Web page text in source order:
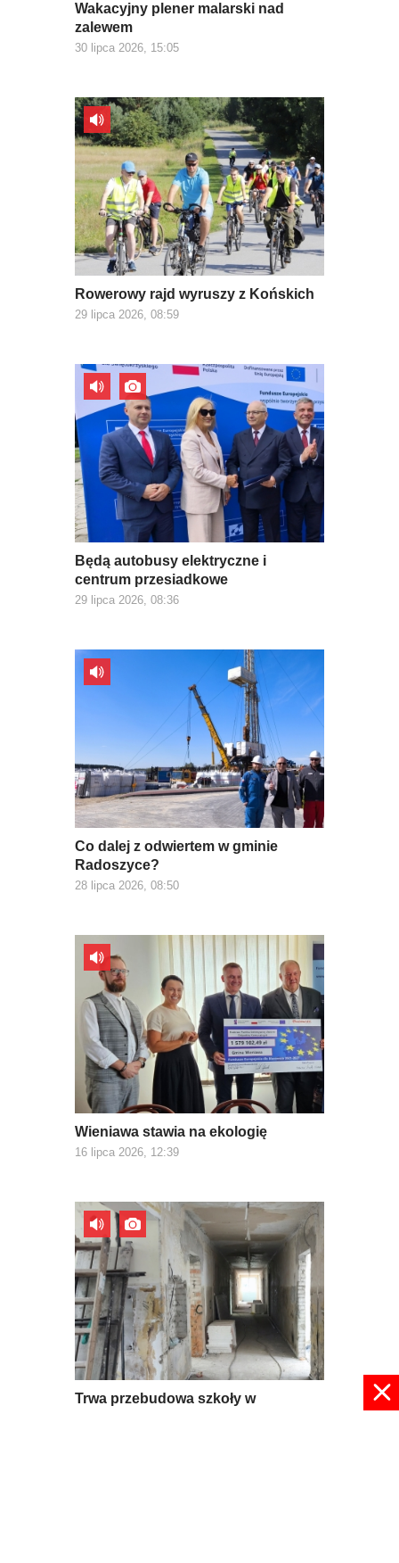
Wakacyjny plener malarski nad
zalewem
30 lipca 2026, 15:05
Rowerowy rajd wyruszy z Końskich
29 lipca 2026, 08:59
Będą autobusy elektryczne i
centrum przesiadkowe
29 lipca 2026, 08:36
Co dalej z odwiertem w gminie
Radoszyce?
28 lipca 2026, 08:50
Wieniawa stawia na ekologię
16 lipca 2026, 12:39
Trwa przebudowa szkoły w